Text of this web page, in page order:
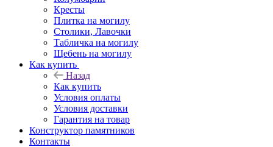
Кресты
Плитка на могилу
Столики, Лавочки
Табличка на могилу
Щебень на могилу
Как купить
Назад
Как купить
Условия оплаты
Условия доставки
Гарантия на товар
Конструктор памятников
Контакты